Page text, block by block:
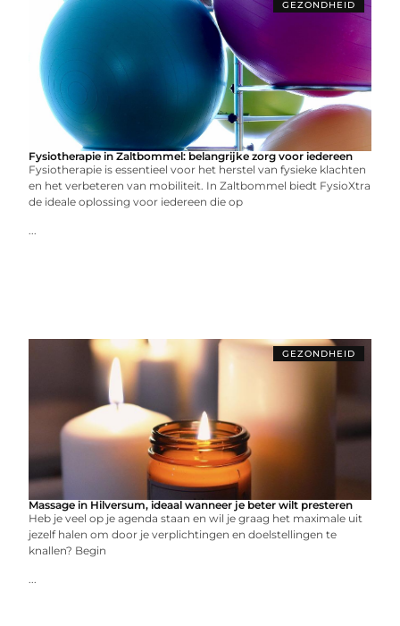
GEZONDHEID
Fysiotherapie in Zaltbommel: belangrijke zorg voor iedereen
Fysiotherapie is essentieel voor het herstel van fysieke klachten
en het verbeteren van mobiliteit. In Zaltbommel biedt FysioXtra
de ideale oplossing voor iedereen die op
...
GEZONDHEID
Massage in Hilversum, ideaal wanneer je beter wilt presteren
Heb je veel op je agenda staan en wil je graag het maximale uit
jezelf halen om door je verplichtingen en doelstellingen te
knallen? Begin
...